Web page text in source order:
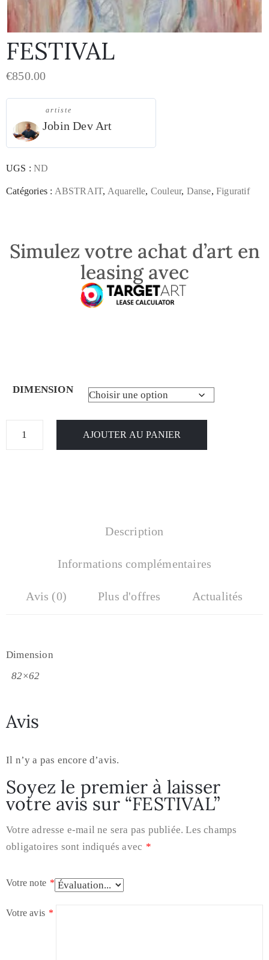
FESTIVAL
€850.00
artiste
Jobin Dev Art
UGS :ND
Catégories : ABSTRAIT, Aquarelle, Couleur, Danse,Figuratif
Simulez votre achat d’art en
leasing avec
DIMENSION
AJOUTER AU PANIER
Description
Informations complémentaires
Avis (0) Plus d'offres Actualités
Dimension
82×62
Avis
Il n’y a pas encore d’avis.
Soyez le premier à laisser
votre avis sur “FESTIVAL”
Votre adresse e-mail ne sera pas publiée. Les champs
obligatoires sont indiqués avec *
Votre note *
Votre avis *